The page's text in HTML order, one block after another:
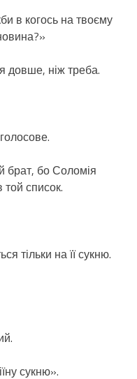
в когось на твоєму
довше, ніж треба.
брат, бо Соломія
той список.
тільки на її сукню.
сукню».